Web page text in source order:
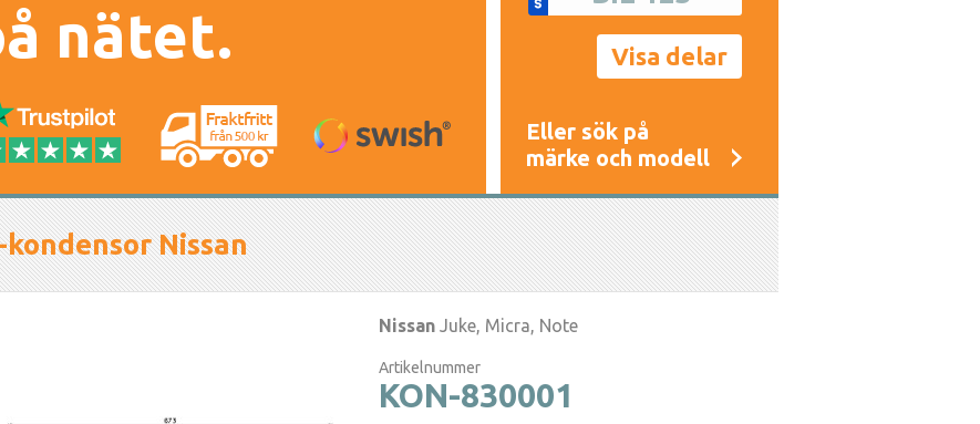
nätet.
Eller sök på
märke och modell
kondensor Nissan
Nissan Juke, Micra, Note
Artikelnummer
KON-830001